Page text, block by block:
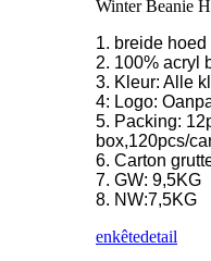
Winter Beanie
1. breide
2. 100% acryl
3. Kleur: Alle
4: Logo:
5. Packing:
box,120pcs/
6. Carton
7. GW: 9,5KG
8. NW:7,5KG
enkêtedetail